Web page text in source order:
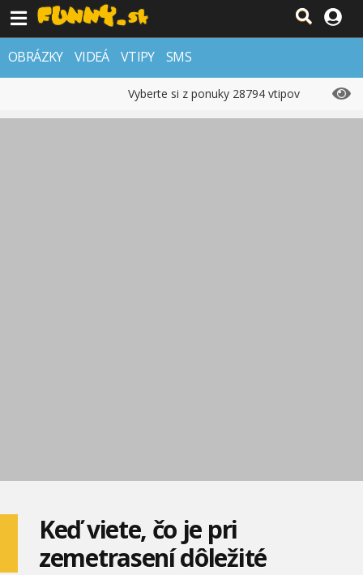
OBRÁZKY VIDEÁ VTIPY SMS
Vyberte si z ponuky 28794 vtipov
Keď viete, čo je pri
zemetrasení dôležité